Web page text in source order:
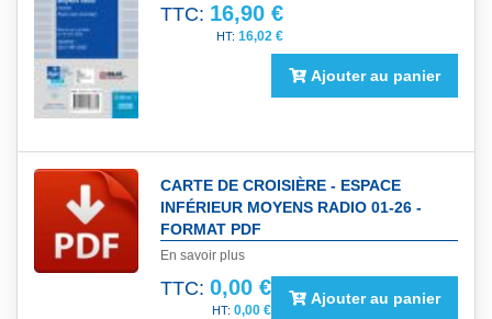
TTC: 16,90 €
16,02 €
Ajouter au panier
CARTE DE CROISIÈRE - ESPACE
INFÉRIEUR MOYENS RADIO 01-26 -
FORMAT PDF
En savoir plus
TTC: 0,00 €
0,00 €
Ajouter au panier